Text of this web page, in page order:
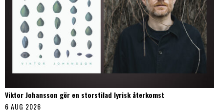
Viktor Johansson gör en storstilad lyrisk återkomst
6 AUG 2026